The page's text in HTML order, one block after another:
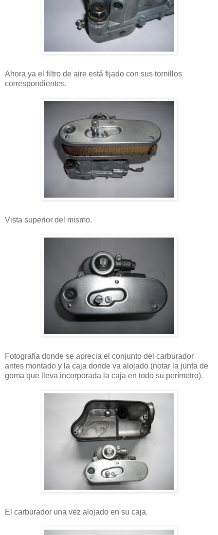
Ahora ya el filtro de aire está fijado con sus tornillos
correspondientes.
Vista superior del mismo.
Fotografía donde se aprecia el conjunto del carburador
antes montado y la caja donde va alojado (notar la junta de
goma que lleva incorporada la caja en todo su perímetro).
El carburador una vez alojado en su caja.